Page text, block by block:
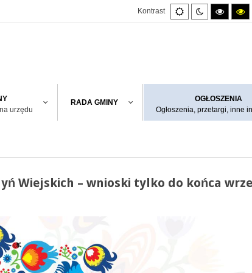
Kontrast
Default
mode
Night
mode
High
urzędu
RADA GMINY
OGŁOSZENIA
Ogłoszenia, przetargi, inne
Wiejskich – wnioski tylko do końca